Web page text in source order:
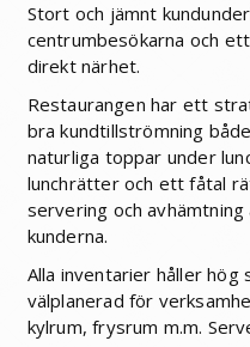
Stort och jämnt
centrumbesökarna och
direkt närhet.
Restaurangen har ett
bra kundtillströmning
naturliga toppar under
lunchrätter och ett fåtal
servering och
kunderna.
Alla inventarier håller hög
välplanerad för
kylrum, frysrum m.m.